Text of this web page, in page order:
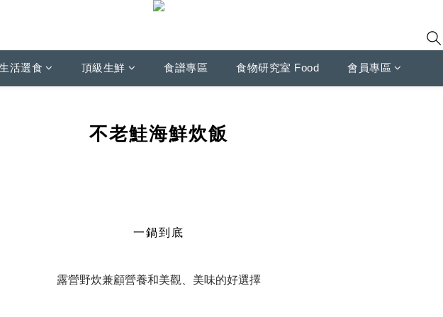
活選食 頂級生鮮 食譜專區 食物研究室 Food 會員專區
不老鮭海鮮炊飯
一鍋到底
露營野炊兼顧營養和美觀、美味的好選擇